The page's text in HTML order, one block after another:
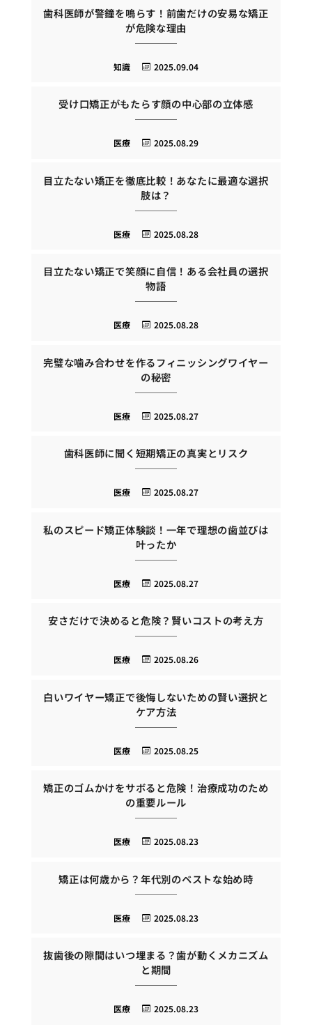
歯科医師が警鐘を鳴らす！前歯だけの安易な矯正
が危険な理由
2025.09.04
知識
受け口矯正がもたらす顔の中心部の立体感
2025.08.29
医療
目立たない矯正を徹底比較！あなたに最適な選択
肢は？
2025.08.28
医療
目立たない矯正で笑顔に自信！ある会社員の選択
物語
2025.08.28
医療
完璧な噛み合わせを作るフィニッシングワイヤー
の秘密
2025.08.27
医療
歯科医師に聞く短期矯正の真実とリスク
2025.08.27
医療
私のスピード矯正体験談！一年で理想の歯並びは
叶ったか
2025.08.27
医療
安さだけで決めると危険？賢いコストの考え方
2025.08.26
医療
白いワイヤー矯正で後悔しないための賢い選択と
ケア方法
2025.08.25
医療
矯正のゴムかけをサボると危険！治療成功のため
の重要ルール
2025.08.23
医療
矯正は何歳から？年代別のベストな始め時
2025.08.23
医療
抜歯後の隙間はいつ埋まる？歯が動くメカニズム
と期間
2025.08.23
医療